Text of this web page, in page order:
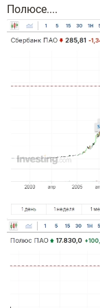
Полюсе....